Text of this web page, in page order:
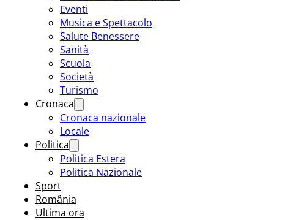
Eventi
Musica e Spettacolo
Salute Benessere
Sanità
Scuola
Società
Turismo
Cronaca
Cronaca nazionale
Locale
Politica
Politica Estera
Politica Nazionale
Sport
România
Ultima ora